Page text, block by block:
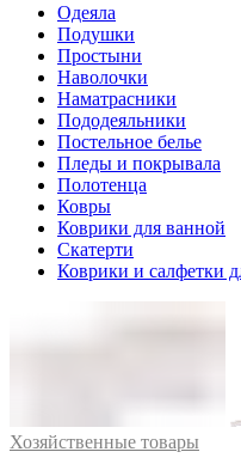
Одеяла
Подушки
Простыни
Наволочки
Наматрасники
Пододеяльники
Постельное белье
Пледы и покрывала
Полотенца
Ковры
Коврики для ванной
Скатерти
Коврики и салфетки
Хозяйственные товары